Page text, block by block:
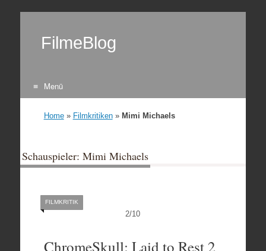
FilmeBlog
Menü
Home» Filmkritiken» Mimi Michaels
Schauspieler: Mimi Michaels
2/10
FILMKRITIK
ChromeSkull: Laid to Rest 2